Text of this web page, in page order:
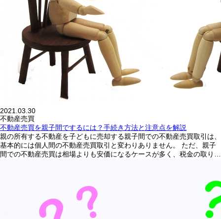
2021.03.30
不動産売買
不動産売買を親子間でするには？手続き方法と注意点を解説
親の所有する不動産を子どもに売却する親子間での不動産売買取引は、
基本的には個人間の不動産売買取引と変わりありません。 ただ、親子
間での不動産売買は相場よりも安価になるケースが多く、税金の取り…